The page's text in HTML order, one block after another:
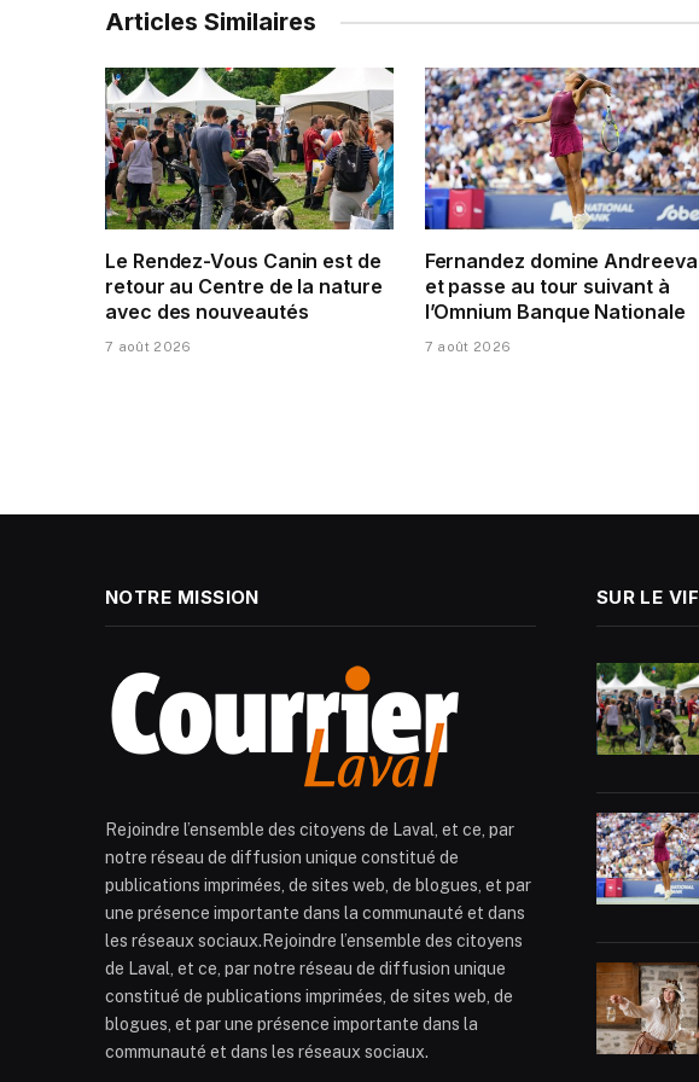
Articles Similaires
Le Rendez-Vous Canin est de
retour au Centre de la nature
avec des nouveautés
7 août 2026
Fernandez domine Andreeva
et passe au tour suivant à
l’Omnium Banque Nationale
7 août 2026
NOTRE MISSION
Rejoindre l’ensemble des citoyens de Laval, et ce, par
notre réseau de diffusion unique constitué de
publications imprimées, de sites web, de blogues, et par
une présence importante dans la communauté et dans
les réseaux sociaux.Rejoindre l’ensemble des citoyens
de Laval, et ce, par notre réseau de diffusion unique
constitué de publications imprimées, de sites web, de
blogues, et par une présence importante dans la
communauté et dans les réseaux sociaux.
SUR LE VIF